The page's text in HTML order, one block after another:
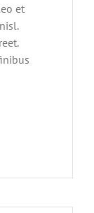
et